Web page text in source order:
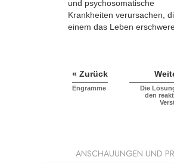
und psychosomatische
Krankheiten verursachen,
einem das Leben
« Zurück
Engramme
Die
den
ANSCHAUUNGEN UND